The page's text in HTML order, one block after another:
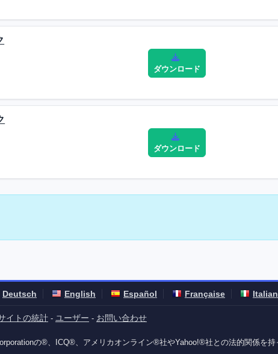
ダウンロード
ダウンロード
Deutsch English Español Française
イトの統計 - ユーザー - お問い合わせ
の®、ICQ®、アメリカオンライン®社やYahoo!®社との法的関係を